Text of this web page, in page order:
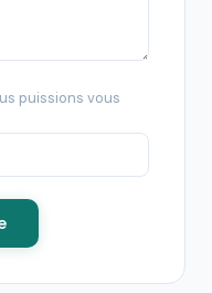
puissions vous